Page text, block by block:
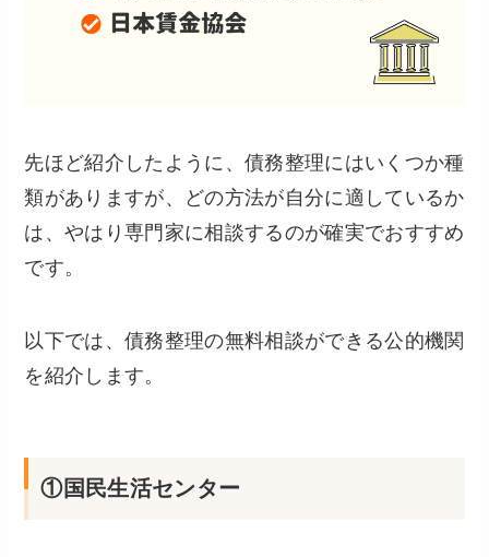
先ほど紹介したように、債務整理にはいくつか種
類がありますが、どの方法が自分に適しているか
は、やはり専門家に相談するのが確実でおすすめ
です。
以下では、債務整理の無料相談ができる公的機関
を紹介します。
①国民生活センター